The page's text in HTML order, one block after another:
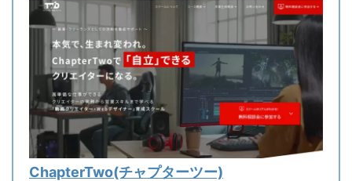
ChapterTwo(チャプターツー)